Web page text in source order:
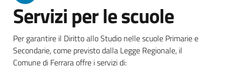
Servizi per le scuole
Per garantire il Diritto allo Studio nelle scuole Primarie e
Secondarie, come previsto dalla Legge Regionale, il
Comune di Ferrara offre i servizi di: